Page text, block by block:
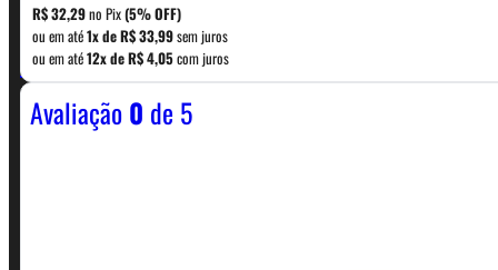
R$32,29no Pix(5% OFF)
ou em até1x deR$33,99sem juros
ou em até12x deR$4,05com juros
Avaliação0 de 5
WhatsApp: (11) 5229-0120